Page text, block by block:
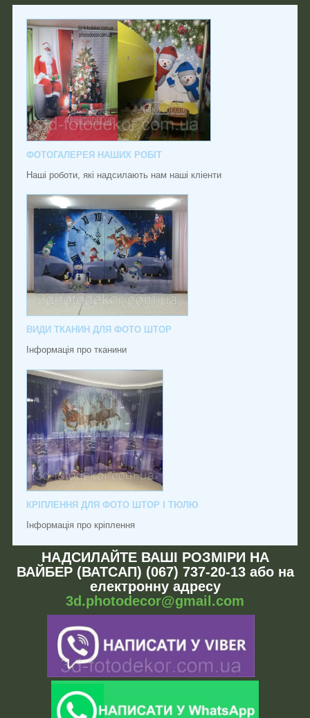
ФОТОГАЛЕРЕЯ НАШИХ РОБІТ
Наші роботи, які надсилають нам наші кліенти
ВИДИ ТКАНИН ДЛЯ ФОТО ШТОР
Інформація про тканини
КРІПЛЕННЯ ДЛЯ ФОТО ШТОР І ТЮЛЮ
Інформація про кріплення
НАДСИЛАЙТЕ ВАШІ РОЗМІРИ НА
ВАЙБЕР (ВАТСАП) (067) 737-20-13 або на
електронну адресу
3d.photodecor@gmail.com